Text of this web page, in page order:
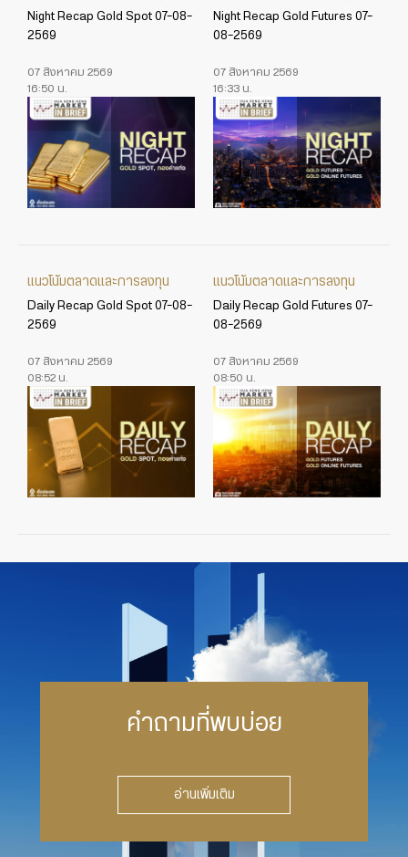
Night Recap Gold Spot 07-08-
2569
07 สิงหาคม 2569
16:50 น.
Night Recap Gold Futures 07-
08-2569
07 สิงหาคม 2569
16:33 น.
แนวโน้มตลาดและการลงทุน
Daily Recap Gold Spot 07-08-
2569
07 สิงหาคม 2569
08:52 น.
แนวโน้มตลาดและการลงทุน
Daily Recap Gold Futures 07-
08-2569
07 สิงหาคม 2569
08:50 น.
คำถามที่พบบ่อย
อ่านเพิ่มเติม